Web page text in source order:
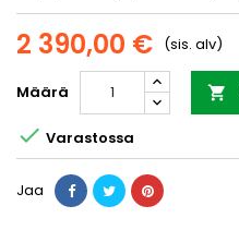
2 390,00 € (sis. alv)
Määrä 
 Varastossa
Jaa